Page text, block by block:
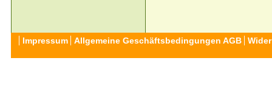
Impressum Allgemeine Geschäftsbedingungen AGB